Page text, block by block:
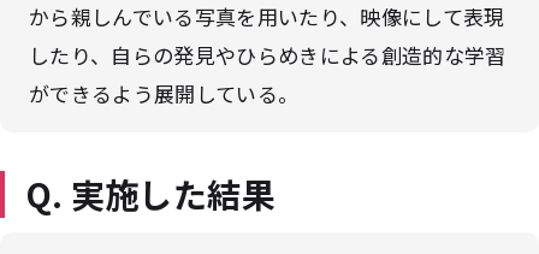
から親しんでいる写真を用いたり、映像にして表現
したり、自らの発見やひらめきによる創造的な学習
ができるよう展開している。
Q. 実施した結果